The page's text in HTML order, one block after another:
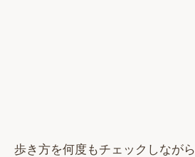
歩き方を何度もチェックしなが